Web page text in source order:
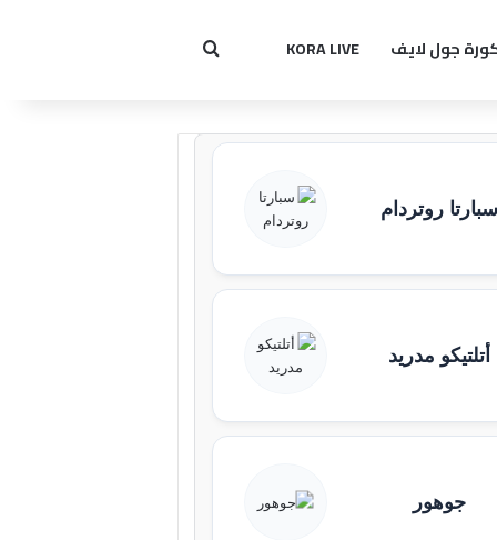
جول لايف KORA LIVE بحث عن
سبارتا روتردام
أتلتيكو مدريد
جوهور